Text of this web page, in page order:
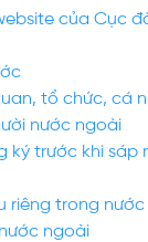
của Cục
tổ chức, cá
nước ngoài
ký trước khi sáp
riêng trong nước
ngoài
Diện
Thống Mạng
Quán Net